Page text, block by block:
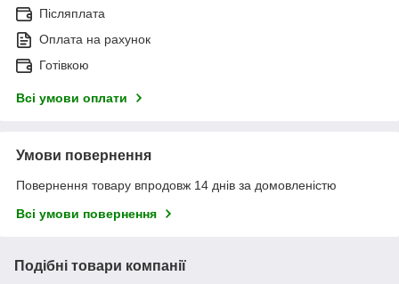
Післяплата
Оплата на рахунок
Готівкою
Всі умови оплати
Умови повернення
Повернення товару впродовж 14 днів за домовленістю
Всі умови повернення
Подібні товари компанії